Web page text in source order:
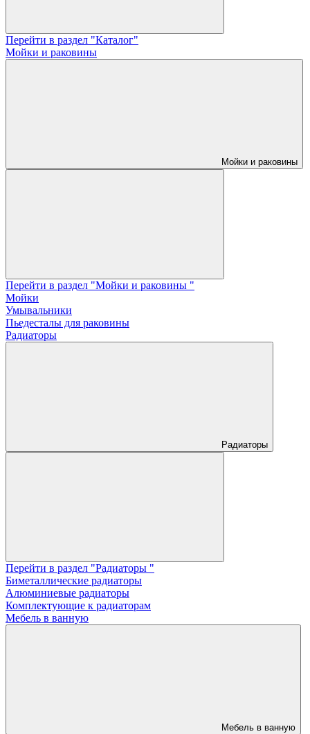
Перейти в раздел "Каталог"
Мойки и раковины
Мойки и раковины
Перейти в раздел "Мойки и раковины "
Мойки
Умывальники
Пьедесталы для раковины
Радиаторы
Радиаторы
Перейти в раздел "Радиаторы "
Биметаллические радиаторы
Алюминиевые радиаторы
Комплектующие к радиаторам
Мебель в ванную
Мебель в ванную